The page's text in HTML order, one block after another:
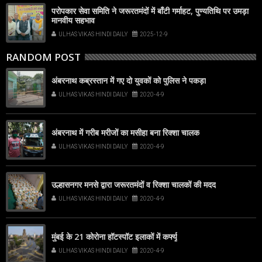
परोपकार सेवा समिति ने जरूरतमंदों में बाँटी गर्माहट, पुण्यतिथि पर उमड़ा
मानवीय सहभाव
ULHAS VIKAS HINDI DAILY 2025-12-9
RANDOM POST
अंबरनाथ कब्रस्तान में गए दो युवकों को पुलिस ने पकड़ा
ULHAS VIKAS HINDI DAILY 2020-4-9
अंबरनाथ में गरीब मरीजों का मसीहा बना रिक्शा चालक
ULHAS VIKAS HINDI DAILY 2020-4-9
उल्हासनगर मनसे द्वारा जरूरतमंदों व रिक्शा चालकों की मदद
ULHAS VIKAS HINDI DAILY 2020-4-9
मुंबई के 21 कोरोना हॉटस्पॉट इलाकों में कर्फ्यू
ULHAS VIKAS HINDI DAILY 2020-4-9